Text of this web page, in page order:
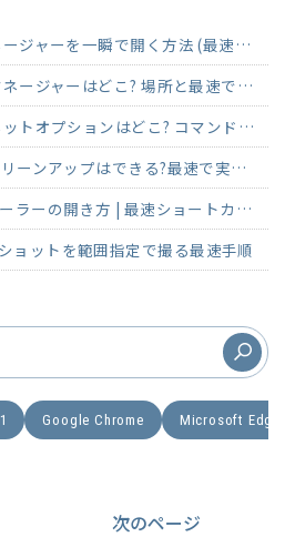
【Windows11】 タスクマネージャーを一瞬で開く方法 (最速ショートカット)
【Windows11】 デバイスマネージャーはどこ? 場所と最速で開く方法
【Windows11】 インターネットオプションはどこ? コマンド・ショートカットで起動
【Windows11】 ディスククリーンアップはできる?最速で実行する方法
【Windows11】エクスプローラーの開き方 | 最速ショートカットで3秒起動
ョットを範囲指定で撮る最速手順
Google Chrome Microsoft Edge
次のページ